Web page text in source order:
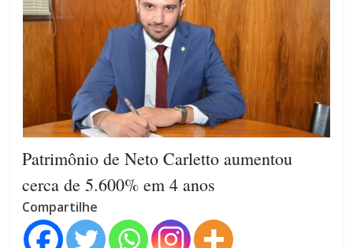
Patrimônio de Neto Carletto aumentou
cerca de 5.600% em 4 anos
Compartilhe